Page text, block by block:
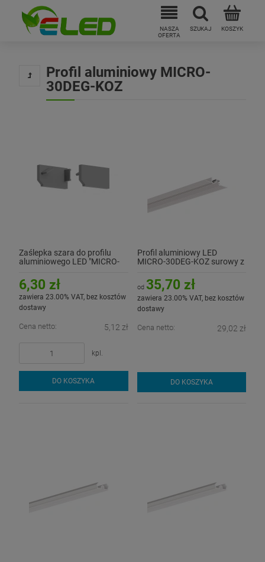
Profil aluminiowy MICRO-
30DEG-KOZ
Zaślepka szara do profilu
aluminiowego LED "MICRO-
6,30 zł
zawiera 23.00% VAT, bez kosztów
dostawy
Cena netto: 5,12 zł
kpl.
DO KOSZYKA
Profil aluminiowy LED
MICRO-30DEG-KOZ surowy z
od 35,70 zł
zawiera 23.00% VAT, bez kosztów
dostawy
Cena netto: 29,02 zł
DO KOSZYKA